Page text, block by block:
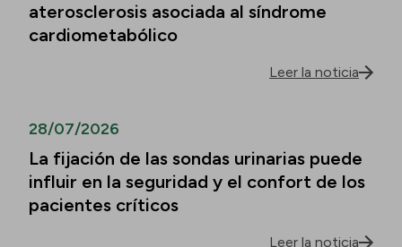
aterosclerosis asociada al síndrome
cardiometabólico
Leer la noticia
28/07/2026
La fijación de las sondas urinarias puede
influir en la seguridad y el confort de los
pacientes críticos
Leer la noticia